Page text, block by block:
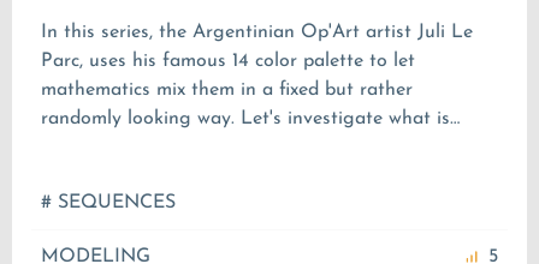
In this series, the Argentinian Op'Art artist Juli Le
Parc, uses his famous 14 color palette to let
mathematics mix them in a fixed but rather
randomly looking way. Let's investigate what is
# SEQUENCES
MODELING 5